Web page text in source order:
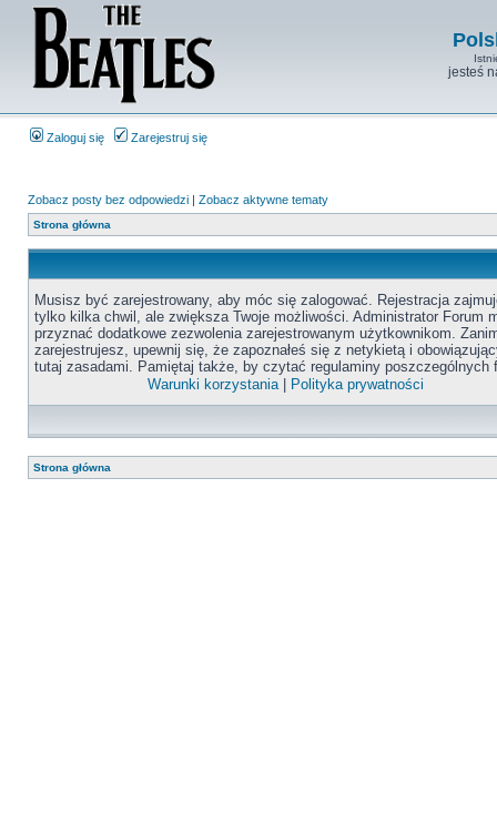
jesteś
Zaloguj się Zarejestruj się
Zobacz posty bez odpowiedzi | Zobacz aktywne tematy
Strona główna
Musisz być zarejestrowany, aby móc się zalogować. Rejestracja
tylko kilka chwil, ale zwiększa Twoje możliwości. Administrator Forum
przyznać dodatkowe zezwolenia zarejestrowanym użytkownikom.
zarejestrujesz, upewnij się, że zapoznałeś się z netykietą i
tutaj zasadami. Pamiętaj także, by czytać regulaminy poszczególnych
Warunki korzystania| Polityka prywatności
Strona główna